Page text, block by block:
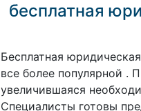
бесплатная
Бесплатная
все более популярной .
увеличившаяся
Специалисты готовы